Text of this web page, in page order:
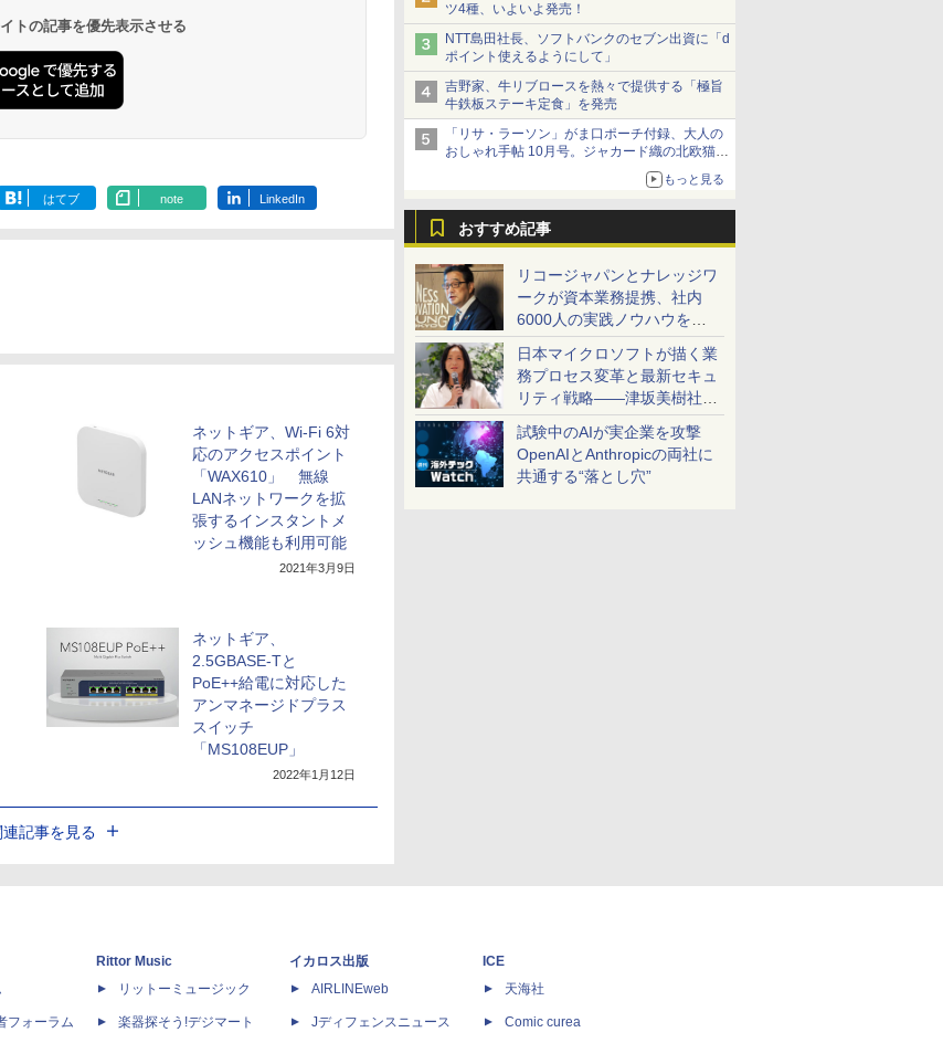
ツ4種、いよいよ発売！
NTT島田社長、ソフトバンクのセブン出資に「d
ポイント使えるようにして」
吉野家、牛リブロースを熱々で提供する「極旨
牛鉄板ステーキ定食」を発売
「リサ・ラーソン」がま口ポーチ付録、大人の
おしゃれ手帖 10月号。ジャカード織の北欧猫デ
もっと見る
おすすめ記事
リコージャパンとナレッジワ
ークが資本業務提携、社内
6000人の実践ノウハウを生
かした「AI商談記録 for
RICOH」を展開へ
日本マイクロソフトが描く業
務プロセス変革と最新セキュ
リティ戦略――津坂美樹社長
が2027年度戦略を説明
試験中のAIが実企業を攻撃
OpenAIとAnthropicの両社に
共通する“落とし穴”
トの記事を優先表示させる
はてブ note LinkedIn
ネットギア、Wi-Fi 6対
応のアクセスポイント
「WAX610」 無線
LANネットワークを拡
張するインスタントメ
ッシュ機能も利用可能
2021年3月9日
ネットギア、
2.5GBASE-Tと
PoE++給電に対応した
アンマネージドプラス
スイッチ
「MS108EUP」
2022年1月12日
連記事を見る
フォーラム
Rittor Music
リットーミュージック
楽器探そう!デジマート
イカロス出版
AIRLINEweb
Jディフェンスニュース
ICE
天海社
Comic curea